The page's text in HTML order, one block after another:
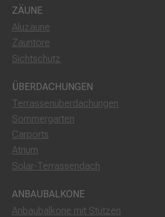
ZÄUNE
Aluzäune
Zauntore
Sichtschutz
ÜBERDACHUNGEN
Terrassenüberdachungen
Sommergarten
Carports
Atrium
Solar-Terrassendach
ANBAUBALKONE
Anbaubalkone mit Stützen